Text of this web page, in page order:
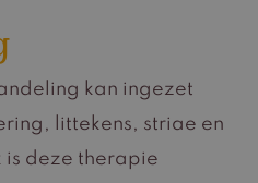
kan ingezet
littekens, striae en
deze therapie